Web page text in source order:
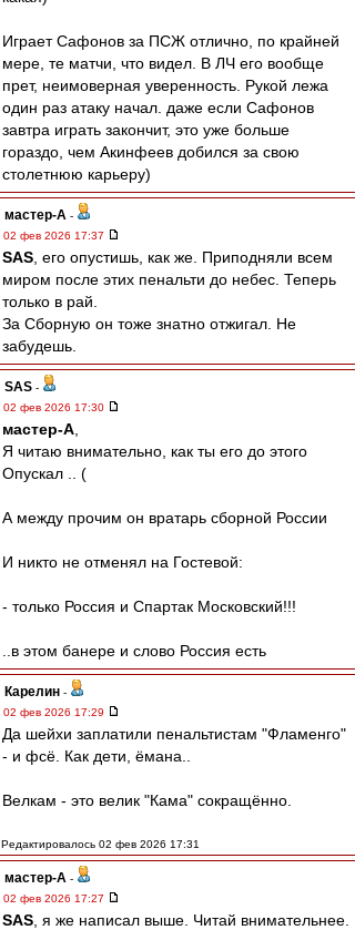
Играет Сафонов за ПСЖ отлично, по крайней
мере, те матчи, что видел. В ЛЧ его вообще
прет, неимоверная уверенность. Рукой лежа
один раз атаку начал. даже если Сафонов
завтра играть закончит, это уже больше
гораздо, чем Акинфеев добился за свою
столетнюю карьеру)
мастер-А -
02 фев 2026 17:37
SAS , его опустишь, как же. Приподняли всем
миром после этих пенальти до небес. Теперь
только в рай.
За Сборную он тоже знатно отжигал. Не
забудешь.
SAS -
02 фев 2026 17:30
мастер-А
Я читаю внимательно, как ты его до этого
Опускал .. (
А между прочим он вратарь сборной России
И никто не отменял на Гостевой:
- только Россия и Спартак Московский!!!
..в этом банере и слово Россия есть
Карелин -
02 фев 2026 17:29
Да шейхи заплатили пенальтистам "Фламенго"
- и фсё. Как дети, ёмана..
Велкам - это велик "Кама" сокращённо.
Редактировалось 02 фев 2026 17:31
мастер-А -
02 фев 2026 17:27
SAS , я же написал выше. Читай внимательнее.